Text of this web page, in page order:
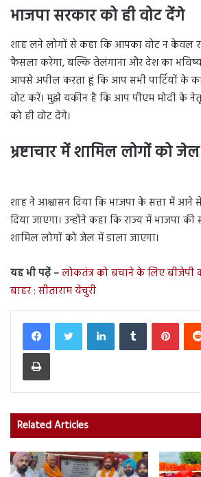
भाजपा सरकार को ही वोट देंगे
शाह लने लोगों से कहा कि आपका वोट न केवल
फैसला करेगा, बल्कि तेलंगाना और देश का
आपसे अपील करता हूं कि आप सभी पार्टियों के
वोट करें। मुझे यकीन है कि आप पीएम मोदी के
को ही वोट देंगे।
भ्रष्टाचार में शामिल लोगों को
शाह ने आश्वासन दिया कि भाजपा के सत्ता में आने से
दिया जाएगा। उन्होंने कहा कि राज्य में भाजपा की
शामिल लोगों को जेल में डाला जाएगा।
यह भी पढ़ें –लोकतंत्र को बचाने के लिए बीजेपी
बाहर : सीताराम येचुरी
LinkedInTumblr
Print
Related Articles